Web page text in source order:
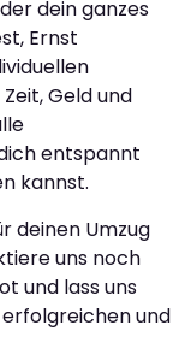
dein ganzes
Ernst
Geld und
entspannt
kannst.
deinen Umzug
uns noch
und lass uns
und